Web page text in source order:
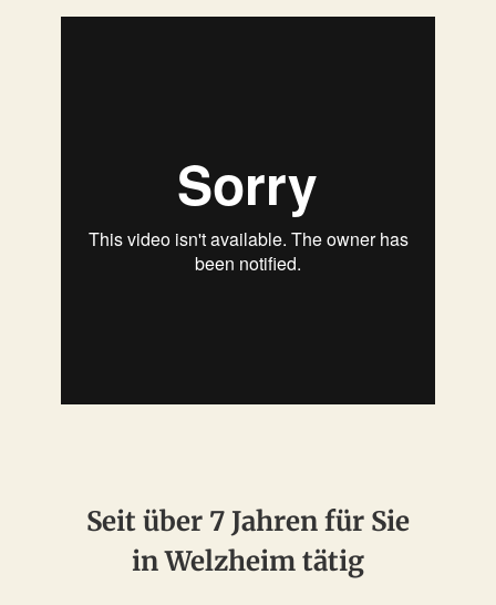
Seit über 7 Jahren für Sie
in Welzheim tätig